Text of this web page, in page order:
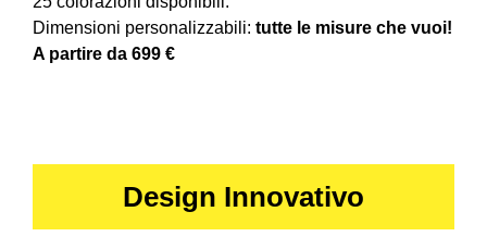
Dimensioni personalizzabili: tutte le misure che vuoi!
A partire da 699 €
Design Innovativo